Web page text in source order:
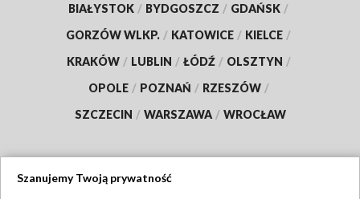
BIAŁYSTOK / BYDGOSZCZ / GDAŃSK /
GORZÓW WLKP. / KATOWICE / KIELCE /
KRAKÓW / LUBLIN / ŁÓDŹ / OLSZTYN /
OPOLE / POZNAŃ / RZESZÓW /
SZCZECIN / WARSZAWA / WROCŁAW
Szanujemy Twoją prywatność